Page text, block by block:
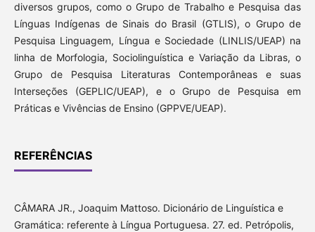
diversos grupos, como o Grupo de Trabalho e Pesquisa das
Línguas Indígenas de Sinais do Brasil (GTLIS), o Grupo de
Pesquisa Linguagem, Língua e Sociedade (LINLIS/UEAP) na
linha de Morfologia, Sociolinguística e Variação da Libras, o
Grupo de Pesquisa Literaturas Contemporâneas e suas
Interseções (GEPLIC/UEAP), e o Grupo de Pesquisa em
Práticas e Vivências de Ensino (GPPVE/UEAP).
REFERÊNCIAS
CÂMARA JR., Joaquim Mattoso. Dicionário de Linguística e
Gramática: referente à Língua Portuguesa. 27. ed. Petrópolis,